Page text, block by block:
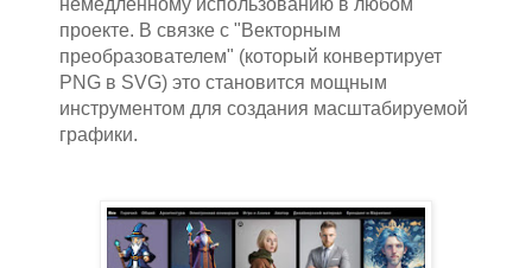
немедленному использованию в любом
проекте. В связке с "Векторным
преобразователем" (который конвертирует
PNG в SVG) это становится мощным
инструментом для создания масштабируемой
графики.